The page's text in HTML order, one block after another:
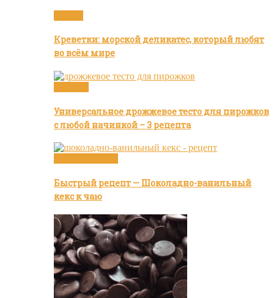
Креветки: морской деликатес, который любят
во всём мире
Универсальное дрожжевое тесто для пирожков
с любой начинкой – 3 рецепта
Быстрый рецепт — Шоколадно-ванильный
кекс к чаю